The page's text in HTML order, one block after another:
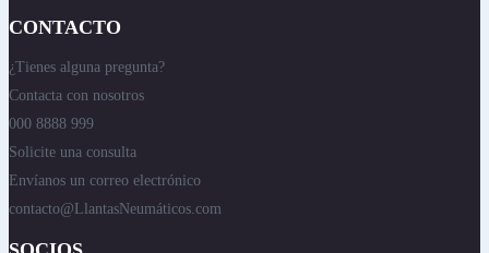
CONTACTO
¿Tienes alguna pregunta?
Contacta con nosotros
000 8888 999
Solicite una consulta
Envíanos un correo electrónico
contacto@LlantasNeumáticos.com